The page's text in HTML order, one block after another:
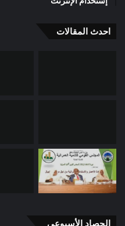
احدث المقالات
الحصاد الأسبوعي